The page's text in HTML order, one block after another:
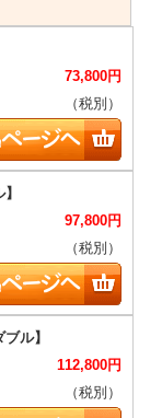
73,800円
（税別）
97,800円
（税別）
112,800円
（税別）